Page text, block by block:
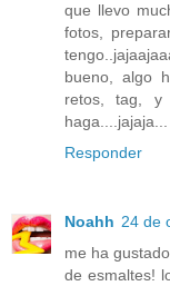
que llevo
fotos,
bueno, algo
retos, tag, y
Responder
Noahh 24 de
me ha
de esmaltes!